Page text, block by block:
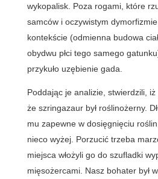
wykopalisk. Poza rogami, które
samców i oczywistym dymorfizmie
kontekście (odmienna budowa
obydwu płci tego samego
przykuło uzębienie gada.
Poddając je analizie, stwierdzili, iż
że szringazaur był roślinożerny.
mu zapewne w dosięgnięciu
nieco wyżej. Porzucić trzeba
miejsca włożyli go do szufladki
mięsożercami. Nasz bohater był